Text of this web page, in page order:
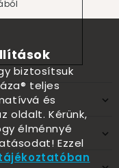
biztosítsuk
teljes
és
oldalt. Kérünk,
élménnyé
Ezzel